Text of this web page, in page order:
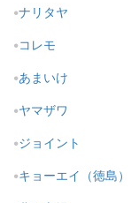
ナリタヤ
コレモ
あまいけ
ヤマザワ
ジョイント
キョーエイ（徳島）